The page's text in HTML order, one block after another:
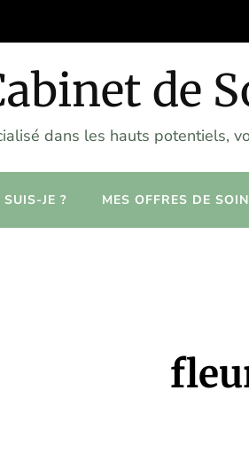
de
dans les hauts potentiels,
JE ? MES OFFRES DE SOIN